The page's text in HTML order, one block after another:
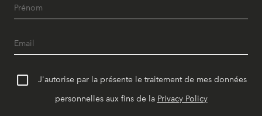
J'autorise par la présente le traitement de mes données
personnelles aux fins de la Privacy Policy